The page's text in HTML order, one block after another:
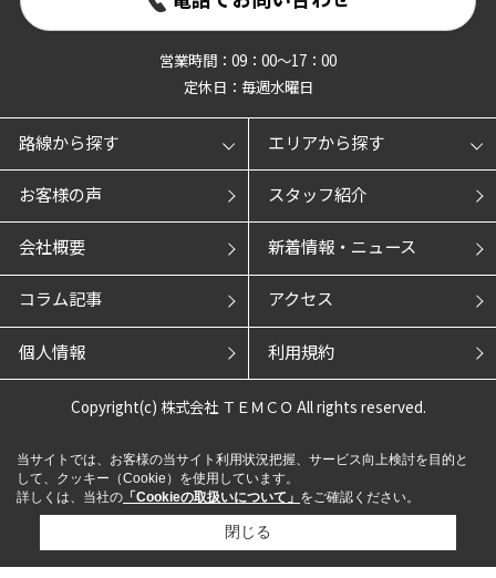
営業時間：09：00～17：00
定休日：毎週水曜日
路線から探す エリアから探す
お客様の声 スタッフ紹介
会社概要 新着情報・ニュース
コラム記事 アクセス
個人情報 利用規約
Copyright(c) 株式会社 ＴＥＭＣＯ All rights reserved.
当サイトでは、お客様の当サイト利用状況把握、サービス向上検討を目的と
して、クッキー（Cookie）を使用しています。
詳しくは、当社の 「Cookieの取扱いについて」 をご確認ください。
閉じる